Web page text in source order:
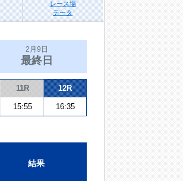
レース場
データ
2月9日
最終日
11R 12R
15:55 16:35
結果